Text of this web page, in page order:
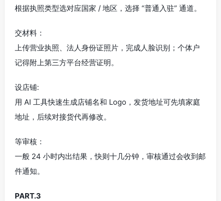
根据执照类型选对应国家 / 地区，选择 “普通入驻” 通道。
交材料：
上传营业执照、法人身份证照片，完成人脸识别；个体户
记得附上第三方平台经营证明。
设店铺:
用 AI 工具快速生成店铺名和 Logo，发货地址可先填家庭
地址，后续对接货代再修改。
等审核：
一般 24 小时内出结果，快则十几分钟，审核通过会收到邮
件通知。
PART.3